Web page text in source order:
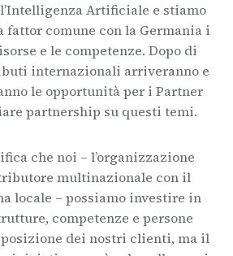
Artificiale e stiamo
fattor comune con la Germania i
e le competenze. Dopo di
internazionali arriveranno e
le opportunità per i Partner
partnership su questi temi.
che noi – l’organizzazione
multinazionale con il
locale – possiamo investire in
competenze e persone
dei nostri clienti, ma il